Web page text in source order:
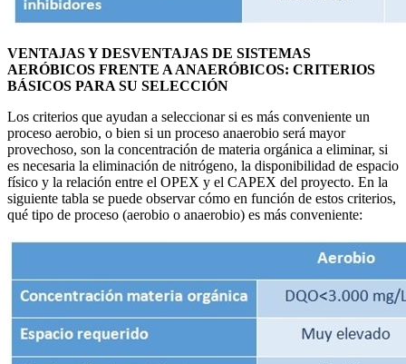
VENTAJAS Y DESVENTAJAS DE SISTEMAS
AERÓBICOS FRENTE A ANAERÓBICOS: CRITERIOS
BÁSICOS PARA SU SELECCIÓN
Los criterios que ayudan a seleccionar si es más conveniente un
proceso aerobio, o bien si un proceso anaerobio será mayor
provechoso, son la concentración de materia orgánica a eliminar, si
es necesaria la eliminación de nitrógeno, la disponibilidad de espacio
físico y la relación entre el OPEX y el CAPEX del proyecto. En la
siguiente tabla se puede observar cómo en función de estos criterios,
qué tipo de proceso (aerobio o anaerobio) es más conveniente: